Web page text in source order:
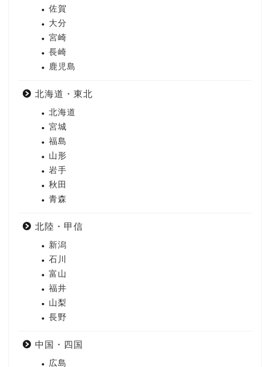
佐賀
大分
宮崎
長崎
鹿児島
北海道・東北
北海道
宮城
福島
山形
岩手
秋田
青森
北陸・甲信
新潟
石川
富山
福井
山梨
長野
中国・四国
広島